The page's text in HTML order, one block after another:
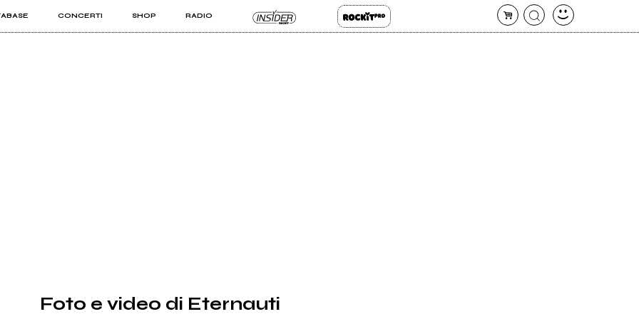
CONCERTI SHOP RADIO
PRO
Foto e video di Eternauti